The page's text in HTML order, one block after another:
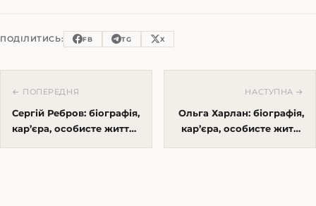
ПОДІЛИТИСЬ: FB TG X
← ПОПЕРЕДНЯ
Сергій Ребров: біографія,
кар’єра, особисте життя
НАСТУПНА →
Ольга Харлан: біографія,
кар’єра, особисте життя